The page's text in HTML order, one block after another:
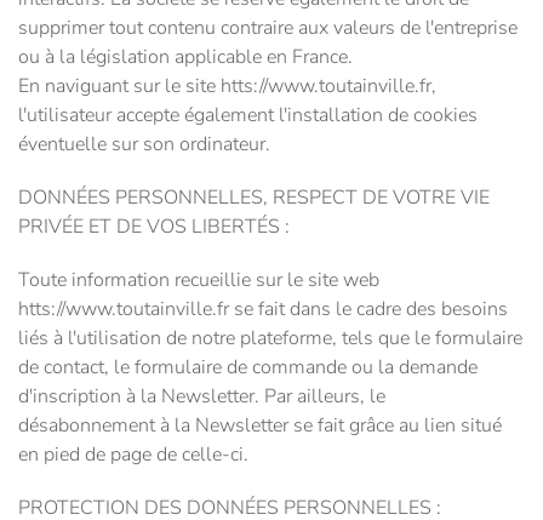
supprimer tout contenu contraire aux valeurs de l'entreprise
ou à la législation applicable en France.
En naviguant sur le site htts://www.toutainville.fr,
l'utilisateur accepte également l'installation de cookies
éventuelle sur son ordinateur.
DONNÉES PERSONNELLES, RESPECT DE VOTRE VIE
PRIVÉE ET DE VOS LIBERTÉS :
Toute information recueillie sur le site web
htts://www.toutainville.fr se fait dans le cadre des besoins
liés à l'utilisation de notre plateforme, tels que le formulaire
de contact, le formulaire de commande ou la demande
d'inscription à la Newsletter. Par ailleurs, le
désabonnement à la Newsletter se fait grâce au lien situé
en pied de page de celle-ci.
PROTECTION DES DONNÉES PERSONNELLES :